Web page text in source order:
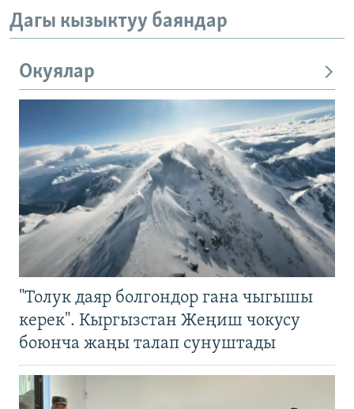
Дагы кызыктуу баяндар
Окуялар
"Толук даяр болгондор гана чыгышы
керек". Кыргызстан Жеңиш чокусу
боюнча жаңы талап сунуштады